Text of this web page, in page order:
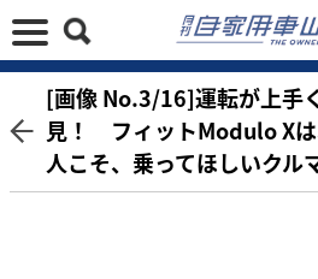
[画像 No.3/16]運転が上手
見！ フィットModulo X
人こそ、乗ってほしいクル